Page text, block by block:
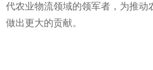
代农业物流领域的领军者，为推动
做出更大的贡献。